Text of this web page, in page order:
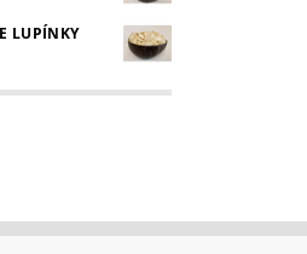
LUPÍNKY